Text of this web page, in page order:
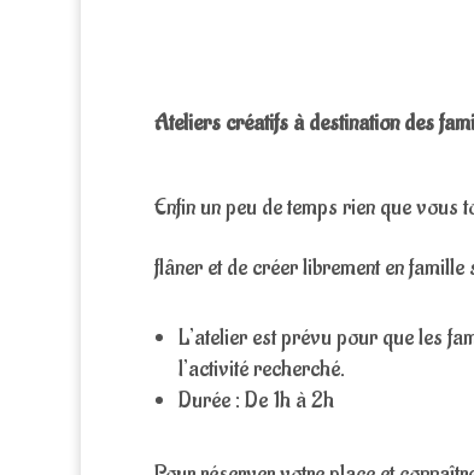
Ateliers créatifs à destination des
Enfin un peu de temps rien que
flâner et de créer librement en
L’atelier est prévu pour que les
l’activité recherché.
Durée : De 1h à 2h